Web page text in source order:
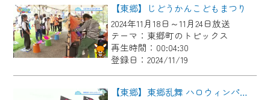
【東郷】じどうかんこどもまつり
2024年11月18日～11月24日放送
テーマ：東郷町のトピックス
再生時間：00:04:30
登録日：2024/11/19
【東郷】東郷乱舞 ハロウィンパレード
◆デザイン変更により、お住まいの地域
の動画コンテンツが一目瞭然。
◆当社アプリやＰＣブラウザから、いつ
でも・どこでも・外出先でも！
CCNetサービスエリア20市町の地域情報
番組をご視聴いただけます！